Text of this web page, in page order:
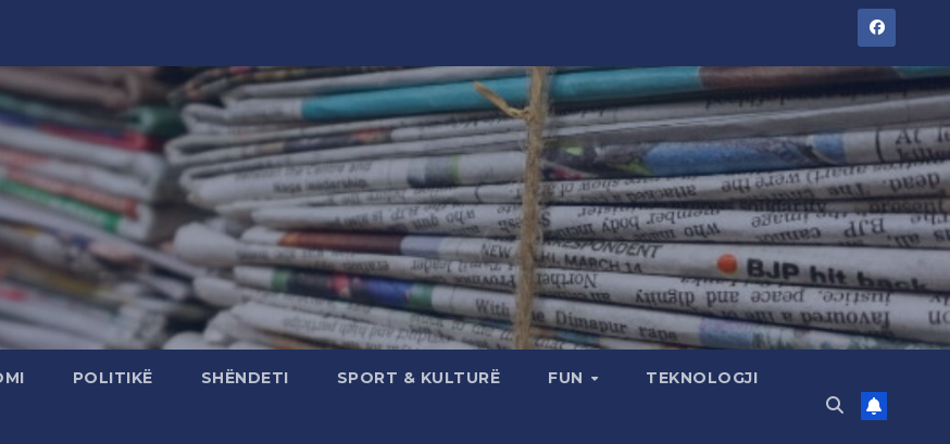
POLITIKË SHËNDETI SPORT & KULTURË FUN TEKNOLOGJI